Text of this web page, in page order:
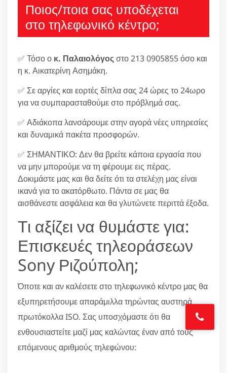
Ποιος/ποια σας υποδέχεται
στο τηλεφωνικό κέντρο;
✅ Τόσο ο κ. Παλαιολόγοςστο 213 0905855 όσο και
η κ. Αικατερίνη Ασημάκη.
✅ Σε αργίες και εορτές δίπλα σας 24 ώρες το 24ωρο
για να συμπαρασταθούμε στο πρόβλημά σας.
✅ Αδιάκοπα λανσάρουμε στην αγορά νέες υπηρεσίες
και δυναμικά πακέτα προσφορών.
✅ ΣΗΜΑΝΤΙΚΟ: Δεν θα βρείτε κάποια εργασία που
να μην μπορούμε να τη φέρουμε εις πέρας.
Δοκιμάστε μας και θα δείτε ότι τα στελέχη μας είναι
ικανά για το ακατόρθωτο. Πάντα σε μας θα
αισθάνεστε ασφάλεια και θα γλυτώνετε περιττά έξοδα.
Τι αξίζει να θυμάστε για:
Επισκευές τηλεοράσεων
Sony Ριζούπολη;
Όποτε και αν καλέσετε στο τηλεφωνικό κέντρο μας θα
εξυπηρετήσουμε απαράμιλλα τηρώντας αυστηρά
πρωτόκολλα ISO. Σας υποσχόμαστε ότι θα
ενθουσιαστείτε μαζί μας καλώντας έναν από τους
επόμενους αριθμούς τηλεφώνου: